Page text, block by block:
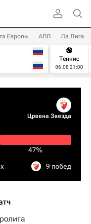
Европы АПЛ Ла Лига
Теннис
06.08 21:00
Црвена Звезда
47%
9 побед